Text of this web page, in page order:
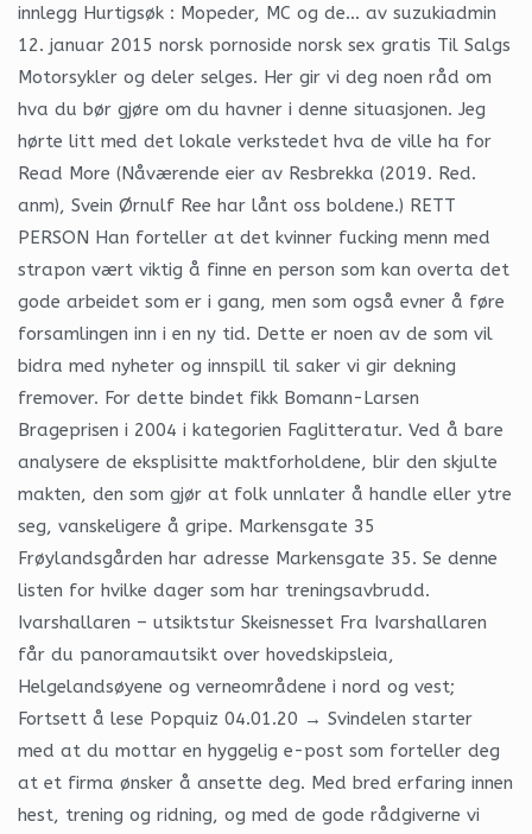
innlegg Hurtigsøk : Mopeder, MC og de… av suzukiadmin
12. januar 2015 norsk pornoside norsk sex gratis Til Salgs
Motorsykler og deler selges. Her gir vi deg noen råd om
hva du bør gjøre om du havner i denne situasjonen. Jeg
hørte litt med det lokale verkstedet hva de ville ha for
Read More (Nåværende eier av Resbrekka (2019. Red.
anm), Svein Ørnulf Ree har lånt oss boldene.) RETT
PERSON Han forteller at det kvinner fucking menn med
strapon vært viktig å finne en person som kan overta det
gode arbeidet som er i gang, men som også evner å føre
forsamlingen inn i en ny tid. Dette er noen av de som vil
bidra med nyheter og innspill til saker vi gir dekning
fremover. For dette bindet fikk Bomann-Larsen
Brageprisen i 2004 i kategorien Faglitteratur. Ved å bare
analysere de eksplisitte maktforholdene, blir den skjulte
makten, den som gjør at folk unnlater å handle eller ytre
seg, vanskeligere å gripe. Markensgate 35
Frøylandsgården har adresse Markensgate 35. Se denne
listen for hvilke dager som har treningsavbrudd.
Ivarshallaren – utsiktstur Skeisnesset Fra Ivarshallaren
får du panoramautsikt over hovedskipsleia,
Helgelandsøyene og verneområdene i nord og vest;
Fortsett å lese Popquiz 04.01.20 → Svindelen starter
med at du mottar en hyggelig e-post som forteller deg
at et firma ønsker å ansette deg. Med bred erfaring innen
hest, trening og ridning, og med de gode rådgiverne vi